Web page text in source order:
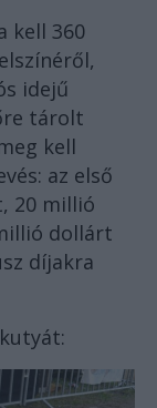
kell 360
idejű
tárolt
kell
az első
20 millió
dollárt
díjakra